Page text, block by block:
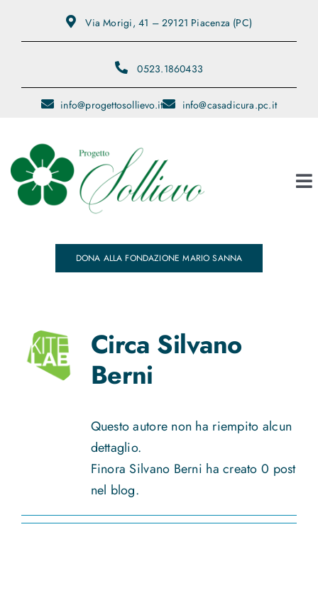
Via Morigi, 41 – 29121 Piacenza (PC)
0523.1860433
info@progettosollievo.it info@casadicura.pc.it
DONA ALLA FONDAZIONE MARIO SANNA
Circa Silvano
Berni
Questo autore non ha riempito alcun
dettaglio.
Finora Silvano Berni ha creato 0 post
nel blog.